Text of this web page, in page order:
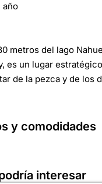
año
metros del lago
es un lugar
de la pezca y de los
y comodidades
interesar